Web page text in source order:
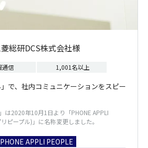
総研DCS株式会社様
通信 1,001名以上
」で、社内コミュニケーションをスピー
は2020年10月1日より「PHONE APPLI
ピープル)」に名称変更しました。
PHONE APPLI PEOPLE